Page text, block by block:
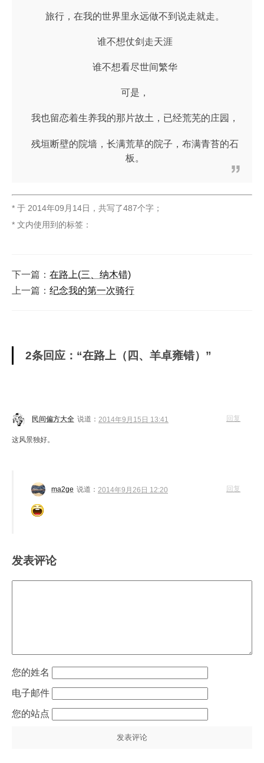
旅行，在我的世界里永远做不到说走就走。
谁不想仗剑走天涯
谁不想看尽世间繁华
可是，
我也留恋着生养我的那片故土，已经荒芜的庄园，
残垣断壁的院墙，长满荒草的院子，布满青苔的石
板。
* 于 2014年09月14日 ， 共写了487个字 ；
* 文内使用到的标签：
下一篇： 在路上(三、纳木错)
上一篇： 纪念我的第一次骑行
2条回应：“在路上（四、羊卓雍错）”
民间偏方大全 说道： 2014年9月15日 13:41
这风景独好。
回复
ma2ge 说道： 2014年9月26日 12:20 回复
发表评论
姓名
电子邮件
站点